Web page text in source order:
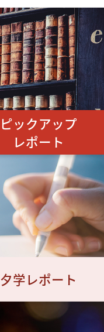
ピックアップ
レポート
夕学レポート